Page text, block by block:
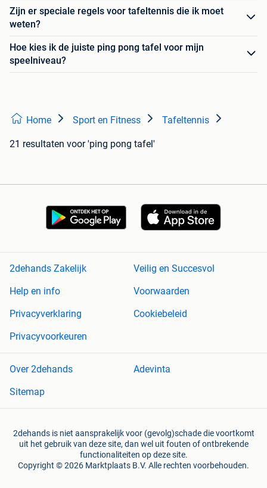
Zijn er speciale regels voor tafeltennis die ik moet
weten?
Hoe kies ik de juiste ping pong tafel voor mijn
speelniveau?
Home Sport en Fitness Tafeltennis
21 resultaten voor 'ping pong tafel'
2dehands Zakelijk
Veilig en Succesvol
Help en info
Voorwaarden
Privacyverklaring
Cookiebeleid
Privacyvoorkeuren
Over 2dehands
Adevinta
Sitemap
2dehands is niet aansprakelijk voor (gevolg)schade die voortkomt
uit het gebruik van deze site, dan wel uit fouten of ontbrekende
functionaliteiten op deze site.
Copyright © 2026 Marktplaats B.V. Alle rechten voorbehouden.